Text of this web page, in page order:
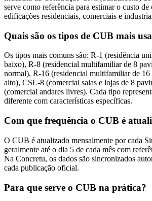
serve como referência para estimar o custo de
edificações residenciais, comerciais e
Quais são os tipos de CUB mais
Os tipos mais comuns são: R-1 (residência
baixo), R-8 (residencial multifamiliar de 8
normal), R-16 (residencial multifamiliar de 16
alto), CSL-8 (comercial salas e lojas de 8
(comercial andares livres). Cada tipo
diferente com características específicas.
Com que frequência o CUB é
O CUB é atualizado mensalmente por cada
geralmente até o dia 5 de cada mês com
Na Concretu, os dados são sincronizados
cada publicação oficial.
Para que serve o CUB na prática?